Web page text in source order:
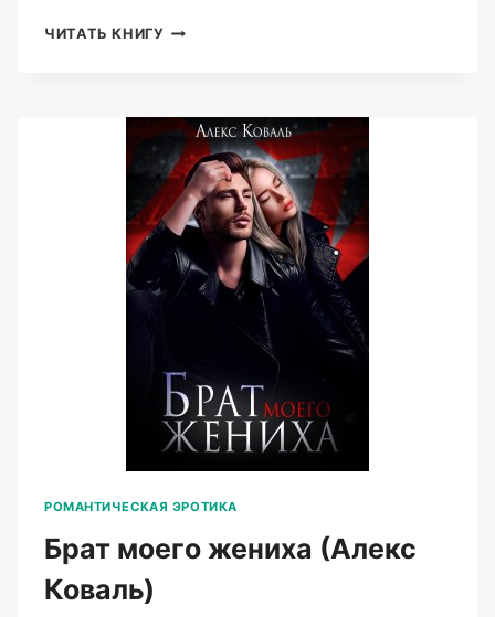
ЧИТАТЬ КНИГУ ВРЕДИНА
КОВАЛЬ)
РОМАНТИЧЕСКАЯ ЭРОТИКА
Брат моего жениха (Алекс
Коваль)